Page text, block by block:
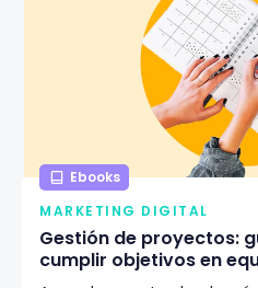
Ebooks
MARKETING DIGITAL
Gestión de proyectos:
cumplir objetivos en